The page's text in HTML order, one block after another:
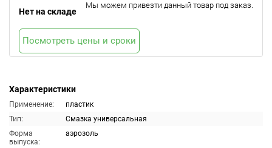
Характеристики
Применение:
пластик
Тип:
Смазка универсальная
Форма
выпуска:
аэрозоль
Нет на складе
Мы можем привезти данный товар под заказ.
Посмотреть цены и сроки